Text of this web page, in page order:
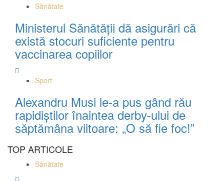
Sănătate
Ministerul Sănătății dă asigurări că
există stocuri suficiente pentru
vaccinarea copiilor
Sport
Alexandru Musi le-a pus gând rău
rapidiștilor înaintea derby-ului de
săptămâna viitoare: „O să fie foc!”
TOP ARTICOLE
Sănătate